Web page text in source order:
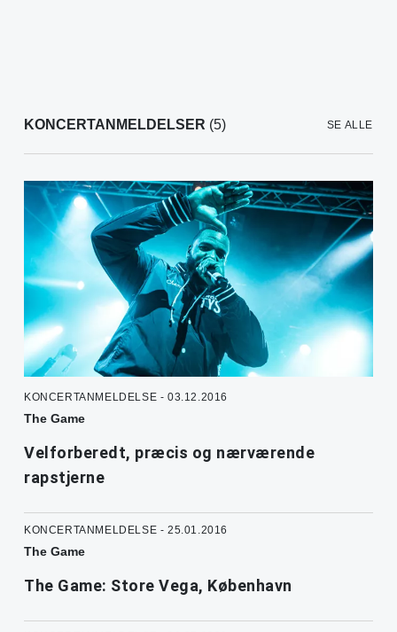
KONCERTANMELDELSER (5) SE ALLE
KONCERTANMELDELSE - 03.12.2016
The Game
Velforberedt, præcis og nærværende
rapstjerne
KONCERTANMELDELSE - 25.01.2016
The Game
The Game: Store Vega, København